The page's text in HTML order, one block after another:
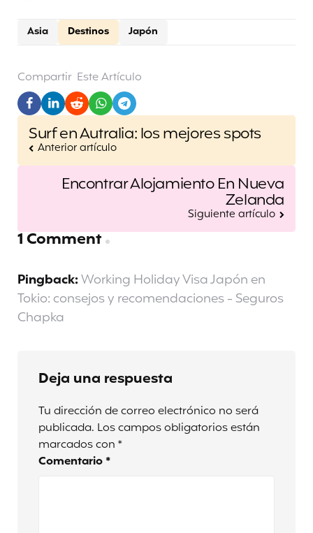
Asia Destinos Japón
Compartir Este Artículo
Post
navigation
Surf en Autralia: los mejores spots
Anterior artículo
Encontrar Alojamiento En Nueva
Zelanda
Siguiente artículo
1 Comment
Pingback:Working Holiday Visa Japón en
Tokio: consejos y recomendaciones - Seguros
Chapka
Deja una respuesta
Tu dirección de correo electrónico no será
publicada. Los campos obligatorios están
marcados con *
Comentario *